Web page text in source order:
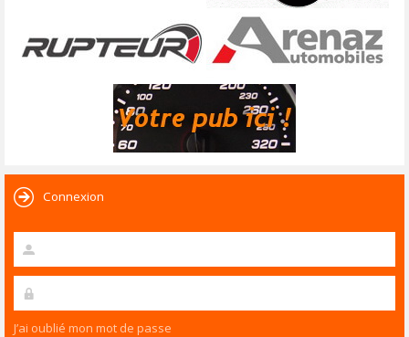
Connexion
J’ai oublié mon mot de passe